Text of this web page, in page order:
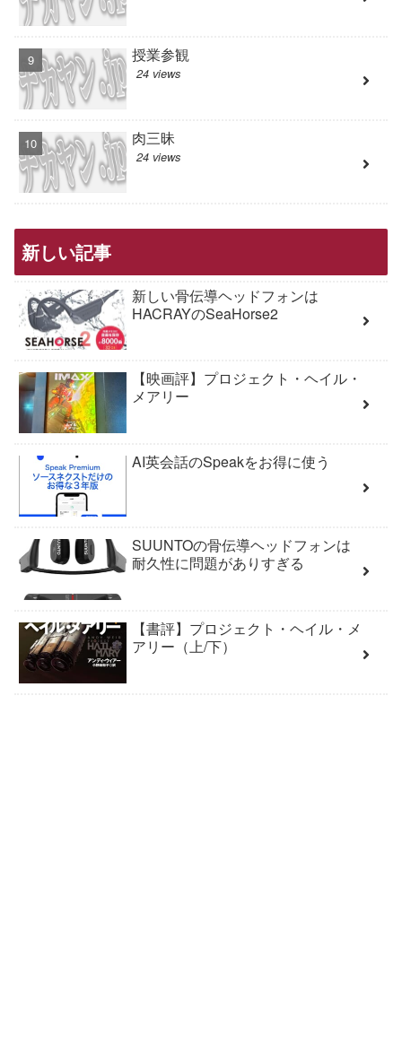
授業参観
24 views
肉三昧
24 views
新しい記事
新しい骨伝導ヘッドフォンは
HACRAYのSeaHorse2
【映画評】プロジェクト・ヘイル・
メアリー
AI英会話のSpeakをお得に使う
SUUNTOの骨伝導ヘッドフォンは
耐久性に問題がありすぎる
【書評】プロジェクト・ヘイル・メ
アリー（上/下）